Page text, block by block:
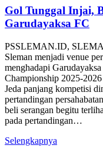
Gol Tunggal Injai,
Garudayaksa FC
PSSLEMAN.ID,
Sleman menjadi venue
menghadapi
Championship 2025-
Jeda panjang kompetisi
pertandingan
beli serangan begitu
pada pertandingan…
Selengkapnya